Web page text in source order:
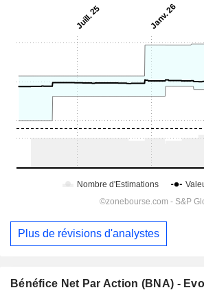
Plus de révisions d'analystes
Bénéfice Net Par Action (BNA) -